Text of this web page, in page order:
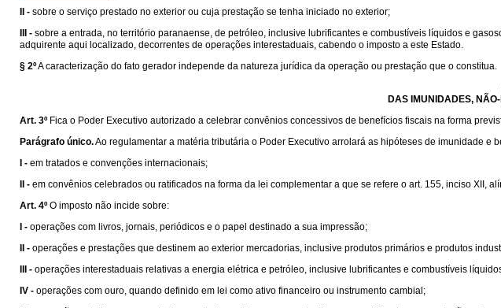
II - sobre o serviço prestado no exterior ou cuja prestação se tenha iniciado no exterior;
III - sobre a entrada, no território paranaense, de petróleo, inclusive lubrificantes e combustíveis líquidos e
adquirente aqui localizado, decorrentes de operações interestaduais, cabendo o imposto a este Estado.
§ 2ºA caracterização do fato gerador independe da natureza jurídica da operação ou prestação que o constitua.
DAS IMUNIDADES,
Art. 3º Fica o Poder Executivo autorizado a celebrar convênios concessivos de benefícios fiscais na forma
Parágrafo único.Ao regulamentar a matéria tributária o Poder Executivo arrolará as hipóteses de imunidade e
I - em tratados e convenções internacionais;
II - em convênios celebrados ou ratificados na forma da lei complementar a que se refere o art. 155, inciso XII,
Art. 4º O imposto não incide sobre:
I - operações com livros, jornais, periódicos e o papel destinado a sua impressão;
II - operações e prestações que destinem ao exterior mercadorias, inclusive produtos primários e produtos
III - operações interestaduais relativas a energia elétrica e petróleo, inclusive lubrificantes e combustíveis
IV - operações com ouro, quando definido em lei como ativo financeiro ou instrumento cambial;